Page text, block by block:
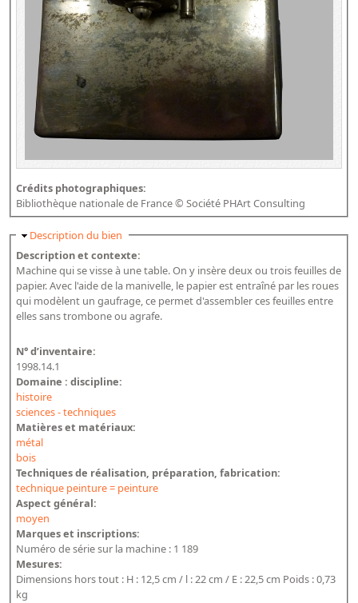
Crédits photographiques:
Bibliothèque nationale de France © Société PHArt Consulting
Masquer
Description du bien
Description et contexte:
Machine qui se visse à une table. On y insère deux ou trois feuilles de
papier. Avec l'aide de la manivelle, le papier est entraîné par les roues
qui modèlent un gaufrage, ce permet d'assembler ces feuilles entre
elles sans trombone ou agrafe.
N° d’inventaire:
1998.14.1
Domaine : discipline:
histoire
sciences - techniques
Matières et matériaux:
métal
bois
Techniques de réalisation, préparation, fabrication:
technique peinture = peinture
Aspect général:
moyen
Marques et inscriptions:
Numéro de série sur la machine : 1 189
Mesures:
Dimensions hors tout : H : 12,5 cm / l : 22 cm / E : 22,5 cm Poids : 0,73
kg